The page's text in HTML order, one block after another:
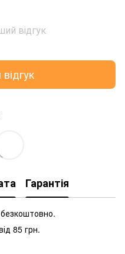
відгук
Гарантія
85 грн.